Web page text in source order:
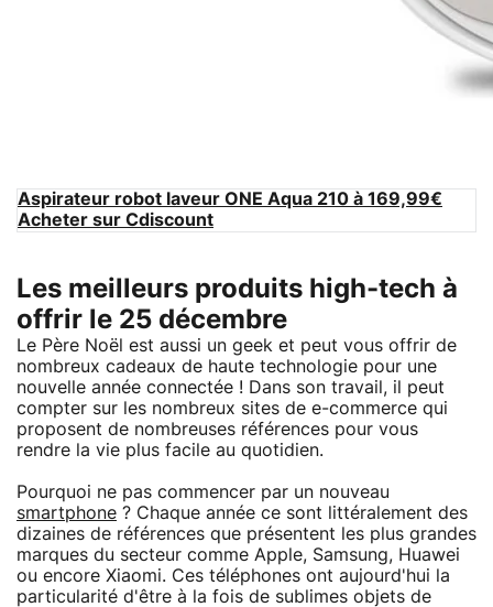
Aspirateur robot laveur ONE Aqua 210 à 169,99€
Acheter sur Cdiscount
Les meilleurs produits high-tech à
offrir le 25 décembre
Le Père Noël est aussi un geek et peut vous offrir de
nombreux cadeaux de haute technologie pour une
nouvelle année connectée ! Dans son travail, il peut
compter sur les nombreux sites de e-commerce qui
proposent de nombreuses références pour vous
rendre la vie plus facile au quotidien.
Pourquoi ne pas commencer par un nouveau
smartphone ? Chaque année ce sont littéralement des
dizaines de références que présentent les plus grandes
marques du secteur comme Apple, Samsung, Huawei
ou encore Xiaomi. Ces téléphones ont aujourd'hui la
particularité d'être à la fois de sublimes objets de